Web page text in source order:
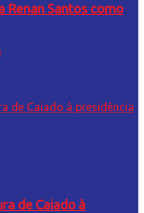
Renan Santos como
de Caiado à